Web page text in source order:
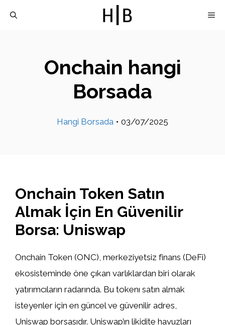
Onchain hangi
Borsada
Hangi Borsada • 03/07/2025
Onchain Token Satın
Almak İçin En Güvenilir
Borsa: Uniswap
Onchain Token (ONC), merkeziyetsiz finans (DeFi)
ekosisteminde öne çıkan varlıklardan biri olarak
yatırımcıların radarında. Bu tokenı satın almak
isteyenler için en güncel ve güvenilir adres,
Uniswap borsasıdır. Uniswap’ın likidite havuzları